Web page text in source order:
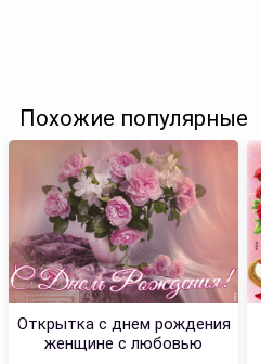
Похожие популярные
Открытка с днем рождения
женщине с любовью